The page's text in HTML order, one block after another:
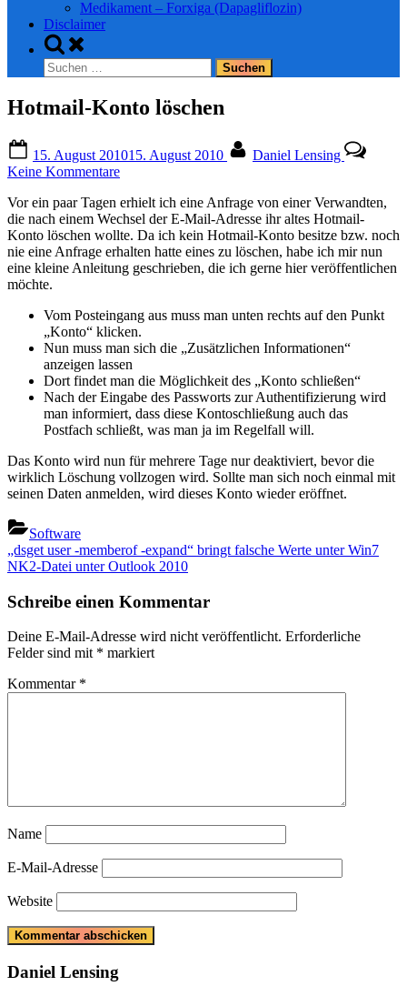
Medikament – Forxiga (Dapagliflozin)
Disclaimer
Toggle
search
form
Suchen
nach:
Hotmail-Konto löschen
on
15. August 201015. August 2010
Daniel Lensing
Keine Kommentarezu
Konto
löschen
Vor ein paar Tagen erhielt ich eine Anfrage von einer Verwandten,
die nach einem Wechsel der E-Mail-Adresse ihr altes Hotmail-
Konto löschen wollte. Da ich kein Hotmail-Konto besitze bzw. noch
nie eine Anfrage erhalten hatte eines zu löschen, habe ich mir nun
eine kleine Anleitung geschrieben, die ich gerne hier veröffentlichen
möchte.
Vom Posteingang aus muss man unten rechts auf den Punkt
„Konto“ klicken.
Nun muss man sich die „Zusätzlichen Informationen“
anzeigen lassen
Dort findet man die Möglichkeit des „Konto schließen“
Nach der Eingabe des Passworts zur Authentifizierung wird
man informiert, dass diese Kontoschließung auch das
Postfach schließt, was man ja im Regelfall will.
Das Konto wird nun für mehrere Tage nur deaktiviert, bevor die
wirklich Löschung vollzogen wird. Sollte man sich noch einmal mit
seinen Daten anmelden, wird dieses Konto wieder eröffnet.
Software
Beitragsnavigation
Previous
Post:
„dsget user -memberof -expand“ bringt falsche Werte unter Win7
Next
NK2-Datei unter Outlook 2010
Schreibe einen Kommentar
Deine E-Mail-Adresse wird nicht veröffentlicht. Erforderliche
Felder sind mit * markiert
Kommentar *
Name
E-Mail-Adresse
Website
Daniel Lensing